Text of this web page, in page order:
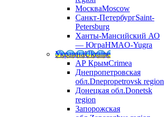
МоскваMoscow
Санкт-ПетербургSaint-
Petersburg
Ханты-Мансийский АО
— ЮграHMAO-Yugra
УкраинаUkraine
АР КрымCrimea
Днепропетровская
обл.Dnepropetrovsk region
Донецкая обл.Donetsk
region
Запорожская